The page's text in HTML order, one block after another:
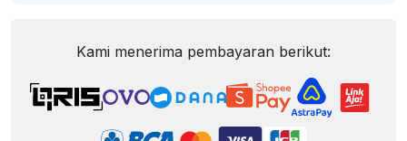
Kami menerima pembayaran berikut: